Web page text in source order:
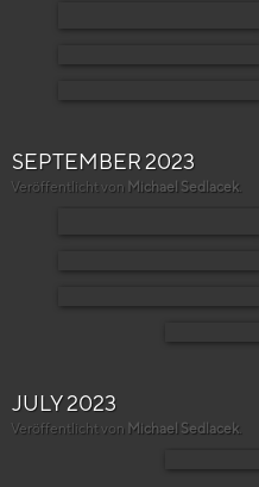
SEPTEMBER 2023
Veröffentlicht von Michael Sedlacek
JULY 2023
Veröffentlicht von Michael Sedlacek